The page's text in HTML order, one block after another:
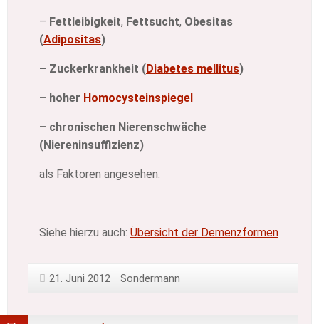
– Fettleibigkeit, Fettsucht, Obesitas
(Adipositas)
– Zuckerkrankheit (Diabetes mellitus)
– hoher Homocysteinspiegel
– chronischen Nierenschwäche
(Niereninsuffizienz)
als Faktoren angesehen.
Siehe hierzu auch: Übersicht der Demenzformen
21. Juni 2012 Sondermann